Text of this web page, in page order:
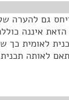
גם להערה
איננה
לאומית כך
לאותה